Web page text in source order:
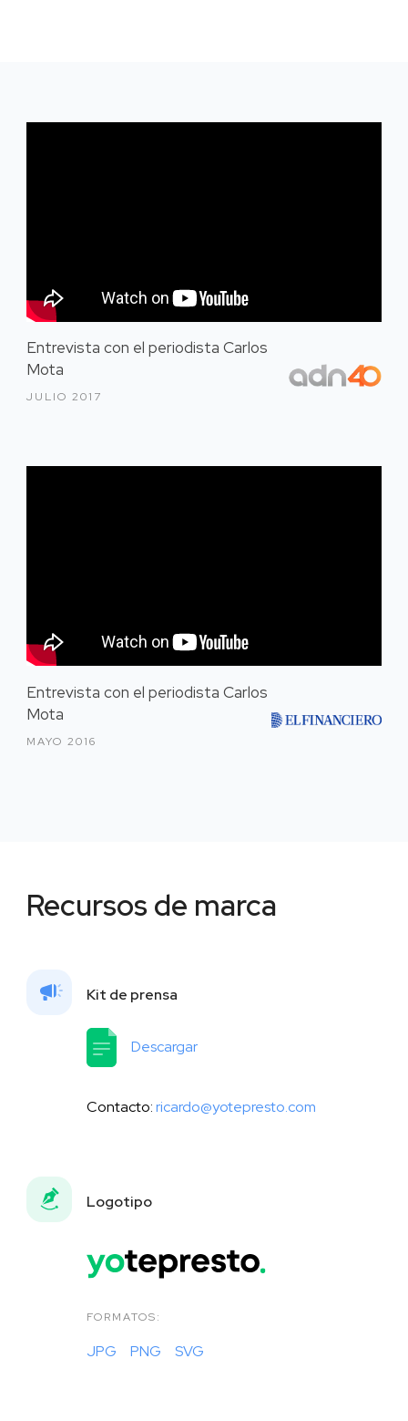
Entrevista con el periodista Carlos
Mota
JULIO 2017
Entrevista con el periodista Carlos
Mota
MAYO 2016
Recursos de marca
Kit de prensa
Descargar
Contacto:ricardo@yotepresto.com
Logotipo
FORMATOS:
JPG PNG SVG